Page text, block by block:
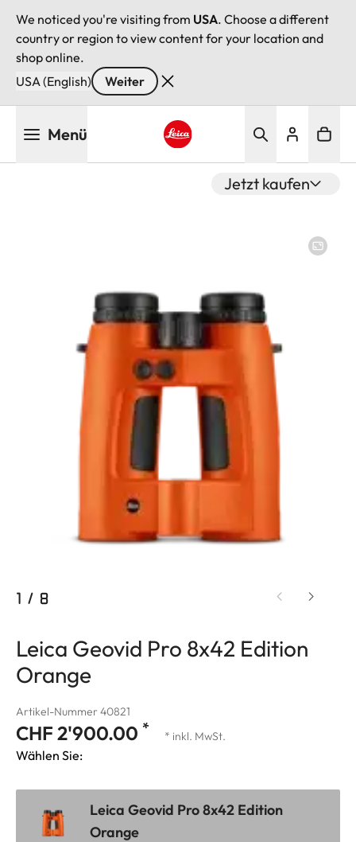
We noticed you're visiting from USA. Choose a different
country or region to view content for your location and
shop online.
USA (English)
Weiter
Menü
Jetzt kaufen
1 / 8
Leica Geovid Pro 8x42 Edition
Orange
Artikel-Nummer 40821
CHF 2'900.00 * * inkl. MwSt.
Wählen Sie:
Leica Geovid Pro 8x42 Edition
Orange